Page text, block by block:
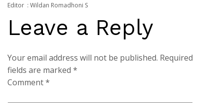
Editor : Wildan Romadhoni S
Leave a Reply
Your email address will not be published. Required
fields are marked *
Comment*